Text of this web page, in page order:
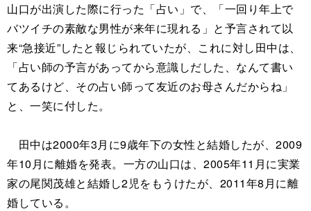
山口が出演した際に行った「占い」で、「一回り年上で
バツイチの素敵な男性が来年に現れる」と予言されて以
来“急接近”したと報じられていたが、これに対し田中は、
「占い師の予言があってから意識しだした、なんて書い
てあるけど、その占い師って友近のお母さんだからね」
と、一笑に付した。
田中は2000年3月に9歳年下の女性と結婚したが、2009
年10月に離婚を発表。一方の山口は、2005年11月に実業
家の尾関茂雄と結婚し2児をもうけたが、2011年8月に離
婚している。